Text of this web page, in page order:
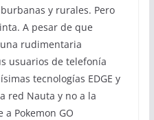
y rurales. Pero
A pesar de que
una rudimentaria
usuarios de telefonía
tecnologías EDGE y
red Nauta y no a la
Pokemon GO